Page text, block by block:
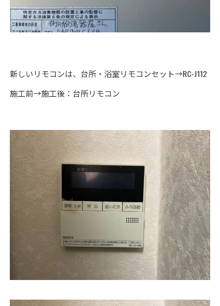
新しいリモコンは、台所・浴室リモコンセット→RC-J112
施工前→施工後：台所リモコン